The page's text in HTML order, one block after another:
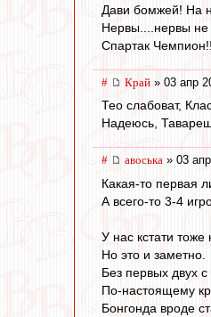
Дави бомжей! На
Нервы....нервы не
Спартак
# Край » 03 апр
Тео слабоват,
Надеюсь,
# авоська » 03
Какая-то первая
А всего-то 3-4
У нас кстати тоже
Но это и заметно.
Без первых двух
По-настоящему
Бонгонда вроде